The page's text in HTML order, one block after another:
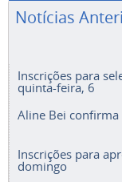
Notícias
Inscrições para
quinta-feira, 6
Aline Bei confirma
Inscrições para
domingo